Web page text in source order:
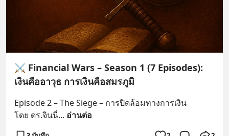
⚔️ Financial Wars – Season 1 (7 Episodes):
เงินคืออาวุธ การเงินคือสมรภูมิ
Episode 2 – The Siege – การปิดล้อมทางการเงิน
โดย ดร.จินนี่... อ่านต่อ